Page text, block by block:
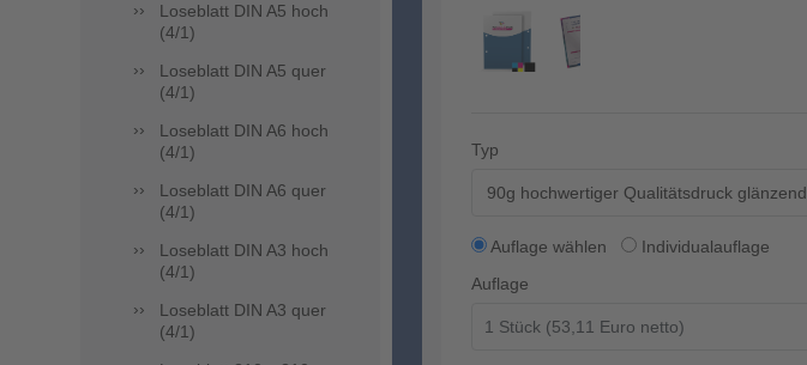
Loseblatt DIN A5 hoch
(4/1)
Loseblatt DIN A5 quer
(4/1)
Loseblatt DIN A6 hoch
(4/1)
Loseblatt DIN A6 quer
(4/1)
Loseblatt DIN A3 hoch
(4/1)
Loseblatt DIN A3 quer
(4/1)
Typ
90g hochwertiger Qualitätsdruck glänzend
Auflage wählen
Individualauflage
Auflage